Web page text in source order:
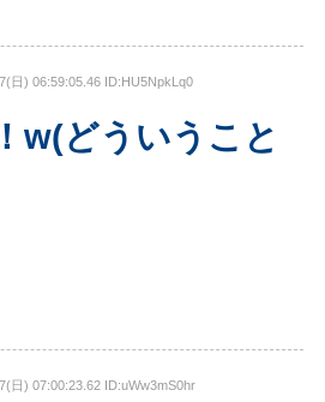
日) 06:59:05.46 ID:HU5NpkLq0
w(どういうこと
日) 07:00:23.62 ID:uWw3mS0hr